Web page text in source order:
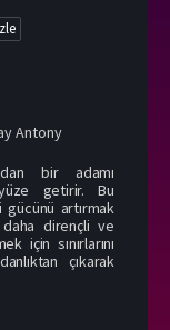
Antony
bir adamı
getirir. Bu
artırmak
daha dirençli ve
için sınırlarını
çıkarak